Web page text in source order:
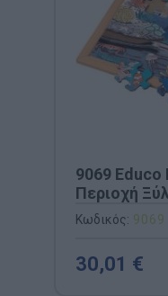
9069 Educo
Περιοχή
Κωδικός: 9069
30,01 €